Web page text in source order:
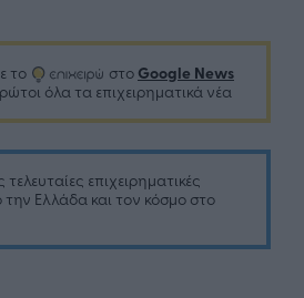
το στο Google News
όλα τα επιχειρηματικά νέα
τελευταίες επιχειρηματικές
Ελλάδα και τον κόσμο στο